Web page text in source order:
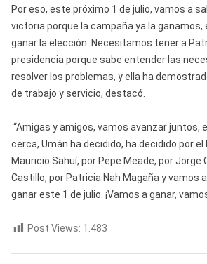
Por eso, este próximo 1 de julio, vamos a
victoria porque la campaña ya la ganamos,
ganar la elección. Necesitamos tener a
presidencia porque sabe entender las
resolver los problemas, y ella ha
de trabajo y servicio, destacó.
“Amigas y amigos, vamos avanzar juntos,
cerca, Umán ha decidido, ha decidido por el
Mauricio Sahuí, por Pepe Meade, por Jorge
Castillo, por Patricia Nah Magaña y vamos
ganar este 1 de julio. ¡Vamos a ganar,
Post Views: 1.483